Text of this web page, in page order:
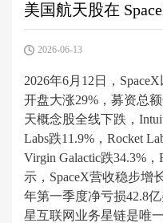
美国航天股在
2026-06-13
2026年6月12日，
开盘大涨29%，募资总
天概念股全线下跌，
Labs跌11.9%，Rocket
Virgin Galactic跌34.3%
示，SpaceX营收稳步增
年第一季度净亏损42.8
星互联网业务星链是唯